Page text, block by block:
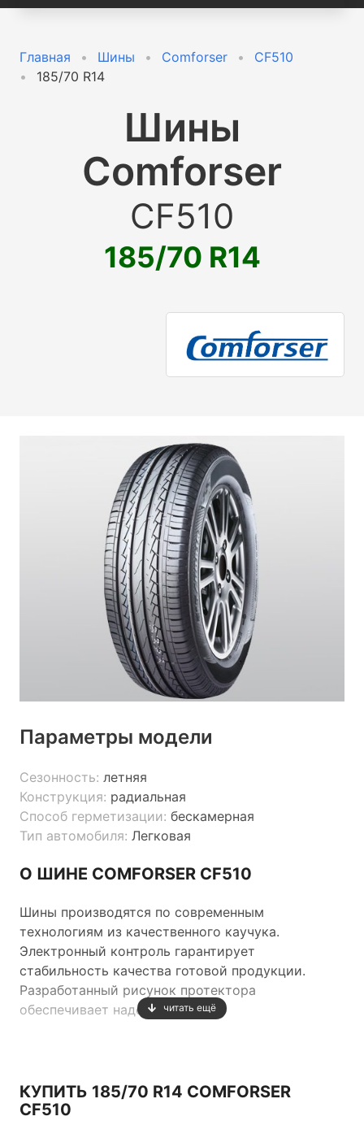
Главная Шины Comforser
CF510
185/70 R14
Шины
Comforser
CF510
185/70 R14
Параметры модели
Сезонность: летняя
Конструкция: радиальная
Способ герметизации: бескамерная
Тип автомобиля: Легковая
О ШИНЕ COMFORSER CF510
Шины производятся по современным
технологиям из качественного каучука.
Электронный контроль гарантирует
стабильность качества готовой продукции.
Разработанный рисунок протектора
обеспечивает надежныйчитать ещё
КУПИТЬ 185/70 R14 COMFORSER
CF510